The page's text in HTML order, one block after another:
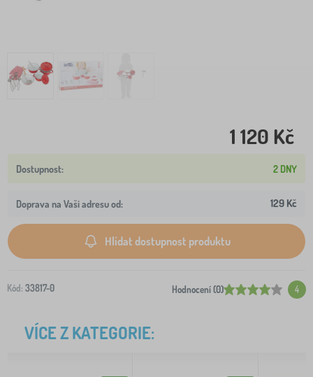
1 120 Kč
2 DNY
Doprava na Vaši adresu od: 129 Kč
Hlídat dostupnost produktu
Kód: 33817-0 Hodnocení (0) 4
VÍCE Z KATEGORIE: